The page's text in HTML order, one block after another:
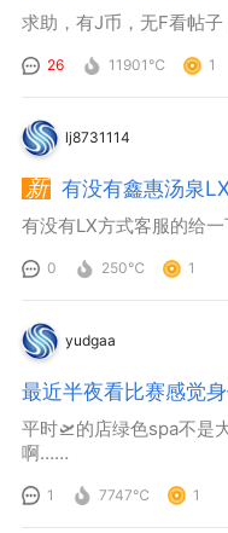
求助，有J币，无F看帖
26 11901℃ 1
lj8731114
有没有鑫惠汤泉
有没有LX方式客服的给
0 250℃ 1
yudgaa
最近半夜看比赛感觉
平时🛫的店绿色spa不是
啊……
1 7747℃ 1